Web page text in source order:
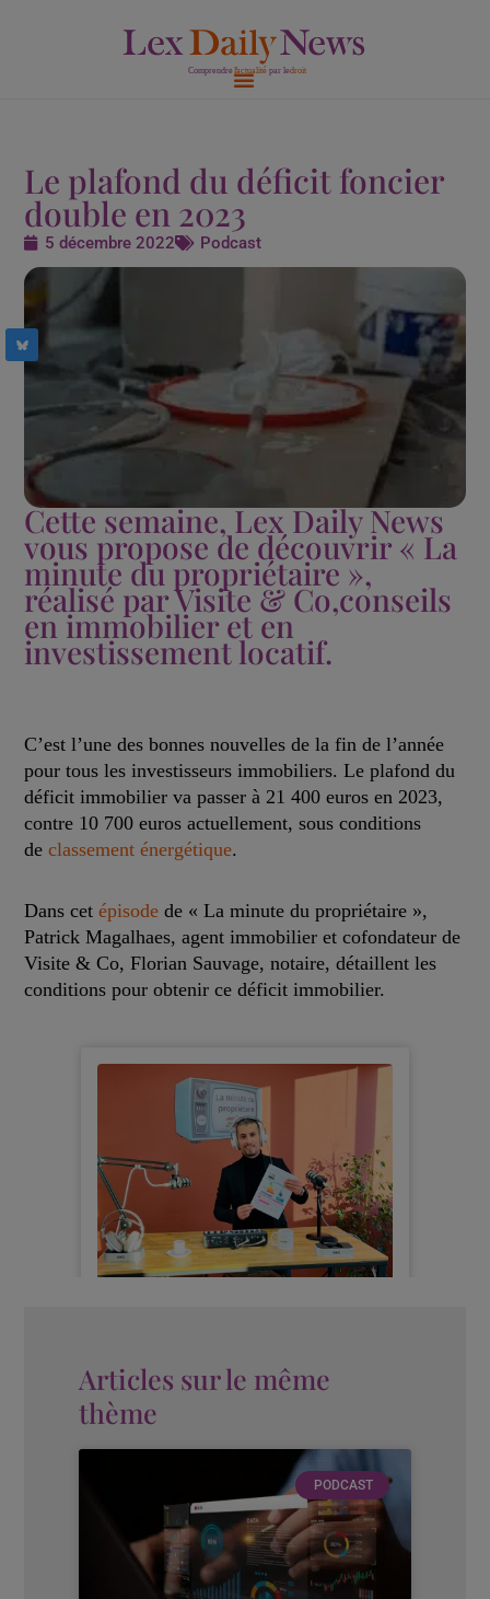
Le plafond du déficit foncier
double en 2023
5 décembre 2022 Podcast
Cette semaine, Lex Daily News
vous propose de découvrir « La
minute du propriétaire »,
réalisé par Visite & Co,conseils
en immobilier et en
investissement locatif.
C’est l’une des bonnes nouvelles de la fin de l’année
pour tous les investisseurs immobiliers. Le plafond du
déficit immobilier va passer à 21 400 euros en 2023,
contre 10 700 euros actuellement, sous conditions
declassement énergétique.
Dans cetépisode de « La minute du propriétaire »,
Patrick Magalhaes, agent immobilier et cofondateur de
Visite & Co, Florian Sauvage, notaire, détaillent les
conditions pour obtenir ce déficit immobilier.
Articles sur le même
thème
PODCAST